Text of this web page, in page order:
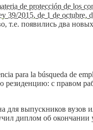
de protección de los
39/2015, de 1 de octubre,
т.е. появились два
para la búsqueda de
резиденцию: с правом
для выпускников вузов
диплом об окончании